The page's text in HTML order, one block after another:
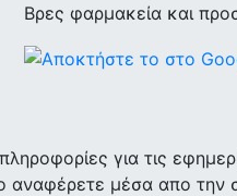
Βρες φαρμακεία και
για τις
αναφέρετε μέσα απο την